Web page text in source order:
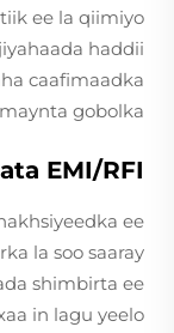
ee la qiimiyo
haddii
caafimaadka
gobolka.
EMI/RFI
ee
la soo saaray
shimbirta ee
in lagu yeelo